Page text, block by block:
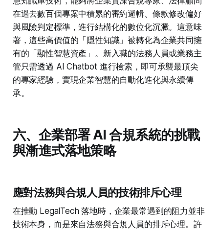
在過去數百個專案中積累的審約邏輯、條款修改偏好
與風險判定標準，進行結構化的數位化沉澱。這意味
著，這些高價值的「隱性知識」被轉化為企業共同擁
有的「顯性智慧資產」。新入職的法務人員或業務主
管只需透過 AI Chatbot 進行檢索，即可承襲最頂尖
的專家經驗，實現企業智慧的自動化進化與永續傳
承。
六、企業部署 AI 合規系統的挑戰
與漸進式落地策略
應對法務與合規人員的技術排斥心理
在推動 LegalTech 落地時，企業最常遇到的阻力並非
技術本身，而是來自法務與合規人員的排斥心理。許